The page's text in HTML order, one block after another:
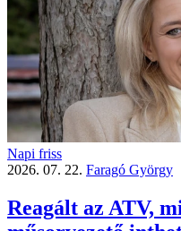
Napi friss
2026. 07. 22. Faragó György
Reagált az ATV,